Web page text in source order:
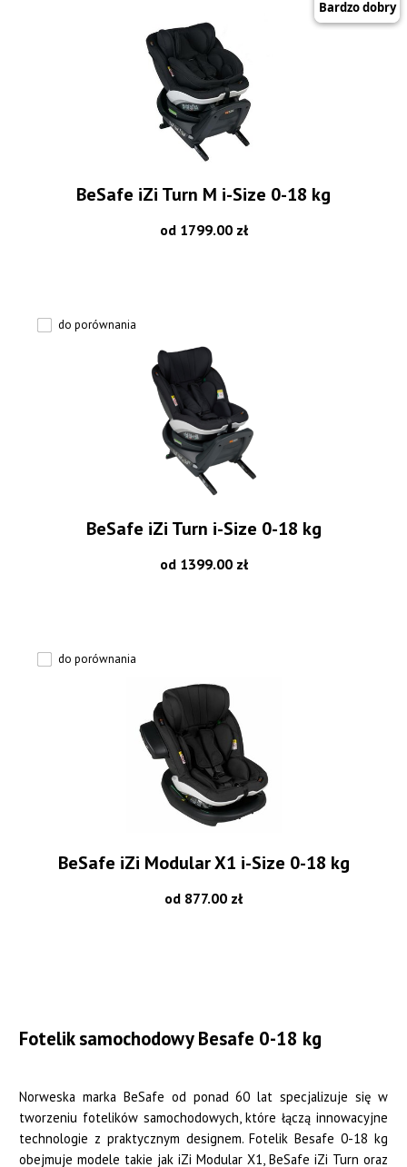
BeSafe iZi Turn M i-Size 0-18 kg
od 1799.00 zł
do porównania
BeSafe iZi Turn i-Size 0-18 kg
od 1399.00 zł
do porównania
BeSafe iZi Modular X1 i-Size 0-18 kg
od 877.00 zł
Fotelik samochodowy Besafe 0-18 kg
Norweska marka BeSafe od ponad 60 lat specjalizuje się w
tworzeniu fotelików samochodowych, które łączą innowacyjne
technologie z praktycznym designem. Fotelik Besafe 0-18 kg
obejmuje modele takie jak iZi Modular X1, BeSafe iZi Turn oraz